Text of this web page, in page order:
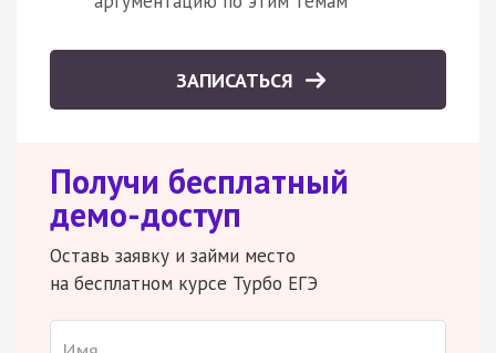
ЗАПИСАТЬСЯ
Получи бесплатный
демо-доступ
Оставь заявку и займи место
на бесплатном курсе Турбо ЕГЭ